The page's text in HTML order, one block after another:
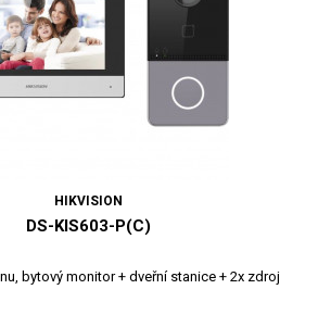
HIKVISION
DS-KIS603-P(C)
bytový monitor + dveřní stanice + 2x zdroj